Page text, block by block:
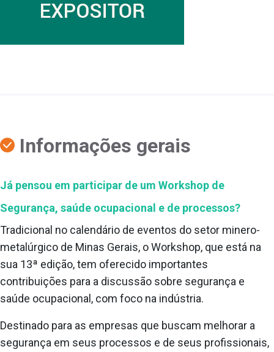
Informações gerais
Já pensou em participar de um Workshop de
Segurança, saúde ocupacional e de processos?
Tradicional no calendário de eventos do setor minero-
metalúrgico de Minas Gerais, o Workshop, que está na
sua 13ª edição, tem oferecido importantes
contribuições para a discussão sobre segurança e
saúde ocupacional, com foco na indústria.
Destinado para as empresas que buscam melhorar a
segurança em seus processos e de seus profissionais,